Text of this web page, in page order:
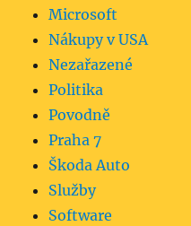
Microsoft
Nákupy v USA
Nezařazené
Politika
Povodně
Praha 7
Škoda Auto
Služby
Software